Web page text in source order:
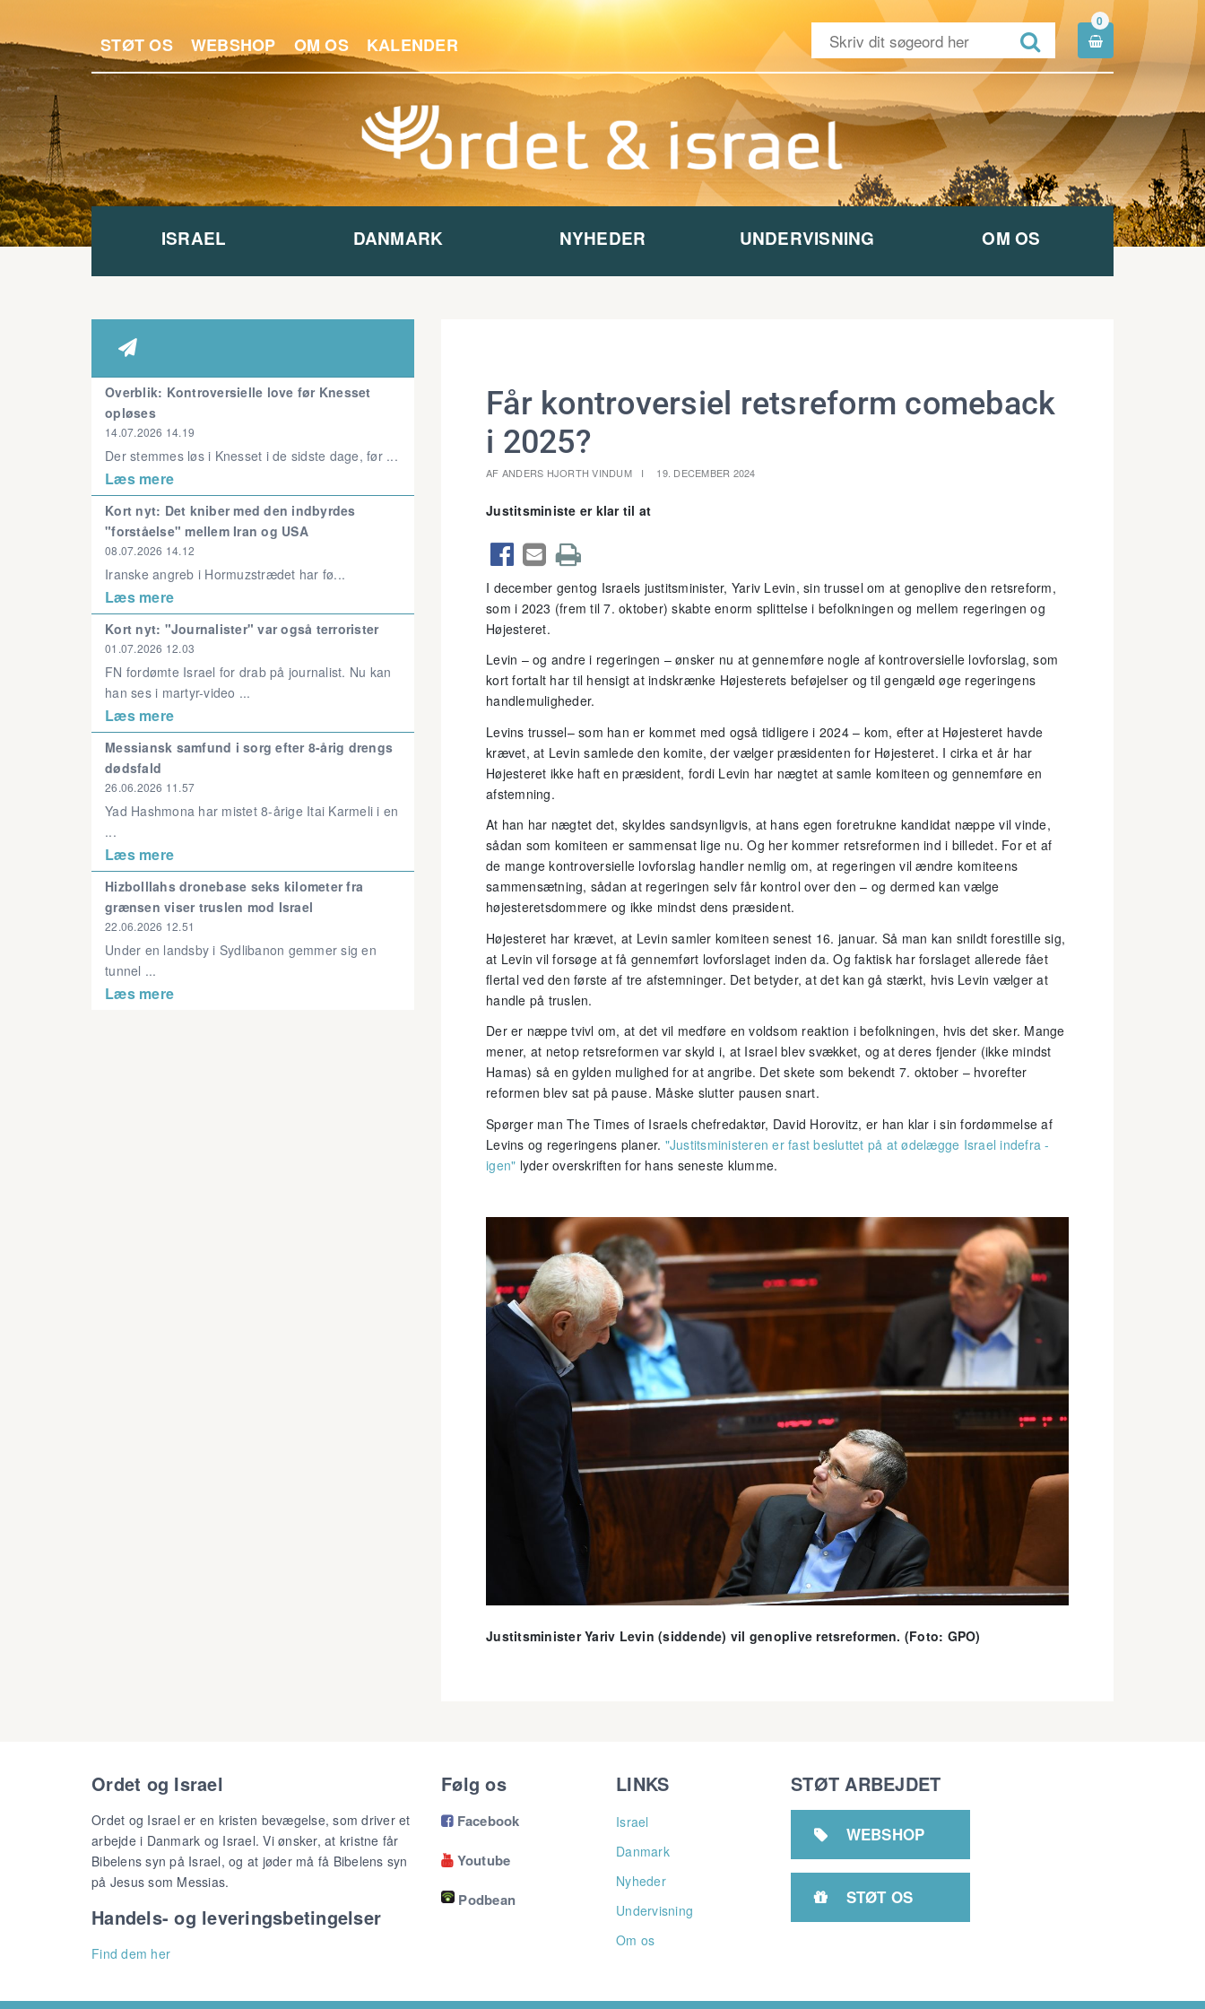
STØT OS WEBSHOP OM OS KALENDER 
0

ISRAEL DANMARK NYHEDER UNDERVISNING OM OS

Overblik: Kontroversielle love før Knesset
opløses
14.07.2026 14.19
Der stemmes løs i Knesset i de sidste dage, før ...
Læs mere
Kort nyt: Det kniber med den indbyrdes
"forståelse" mellem Iran og USA
08.07.2026 14.12
Iranske angreb i Hormuzstrædet har fø...
Læs mere
Kort nyt: "Journalister" var også terrorister
01.07.2026 12.03
FN fordømte Israel for drab på journalist. Nu kan
han ses i martyr-video ...
Læs mere
Messiansk samfund i sorg efter 8-årig drengs
dødsfald
26.06.2026 11.57
Yad Hashmona har mistet 8-årige Itai Karmeli i en
...
Læs mere
Hizbolllahs dronebase seks kilometer fra
grænsen viser truslen mod Israel
22.06.2026 12.51
Under en landsby i Sydlibanon gemmer sig en
tunnel ...
Læs mere
Får kontroversiel retsreform comeback
i 2025?
AF ANDERS HJORTH VINDUM 19. DECEMBER 2024
Justitsministe er klar til at
  
I december gentog Israels justitsminister, Yariv Levin, sin trussel om at genoplive den retsreform,
som i 2023 (frem til 7. oktober) skabte enorm splittelse i befolkningen og mellem regeringen og
Højesteret.
Levin – og andre i regeringen – ønsker nu at gennemføre nogle af kontroversielle lovforslag, som
kort fortalt har til hensigt at indskrænke Højesterets beføjelser og til gengæld øge regeringens
handlemuligheder.
Levins trussel– som han er kommet med også tidligere i 2024 – kom, efter at Højesteret havde
krævet, at Levin samlede den komite, der vælger præsidenten for Højesteret. I cirka et år har
Højesteret ikke haft en præsident, fordi Levin har nægtet at samle komiteen og gennemføre en
afstemning.
At han har nægtet det, skyldes sandsynligvis, at hans egen foretrukne kandidat næppe vil vinde,
sådan som komiteen er sammensat lige nu. Og her kommer retsreformen ind i billedet. For et af
de mange kontroversielle lovforslag handler nemlig om, at regeringen vil ændre komiteens
sammensætning, sådan at regeringen selv får kontrol over den – og dermed kan vælge
højesteretsdommere og ikke mindst dens præsident.
Højesteret har krævet, at Levin samler komiteen senest 16. januar. Så man kan snildt forestille sig,
at Levin vil forsøge at få gennemført lovforslaget inden da. Og faktisk har forslaget allerede fået
flertal ved den første af tre afstemninger. Det betyder, at det kan gå stærkt, hvis Levin vælger at
handle på truslen.
Der er næppe tvivl om, at det vil medføre en voldsom reaktion i befolkningen, hvis det sker. Mange
mener, at netop retsreformen var skyld i, at Israel blev svækket, og at deres fjender (ikke mindst
Hamas) så en gylden mulighed for at angribe. Det skete som bekendt 7. oktober – hvorefter
reformen blev sat på pause. Måske slutter pausen snart.
Spørger man The Times of Israels chefredaktør, David Horovitz, er han klar i sin fordømmelse af
Levins og regeringens planer. "Justitsministeren er fast besluttet på at ødelægge Israel indefra -
igen" lyder overskriften for hans seneste klumme.
Justitsminister Yariv Levin (siddende) vil genoplive retsreformen. (Foto: GPO)
Ordet og Israel
Ordet og Israel er en kristen bevægelse, som driver et
arbejde i Danmark og Israel. Vi ønsker, at kristne får
Bibelens syn på Israel, og at jøder må få Bibelens syn
på Jesus som Messias.
Handels- og leveringsbetingelser
Find dem her
Følg os
Facebook
Youtube
Podbean
LINKS
Israel
Danmark
Nyheder
Undervisning
Om os
STØT ARBEJDET
 WEBSHOP
 STØT OS